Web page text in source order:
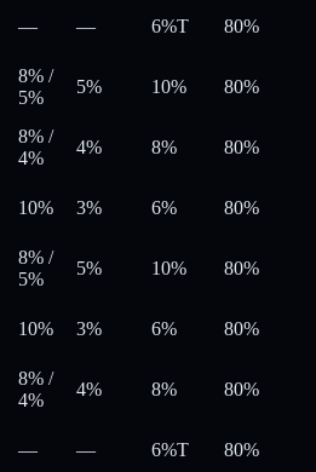
— — 6%T 80%
8% /
5%
5% 10% 80%
8% /
4%
4% 8% 80%
10% 3% 6% 80%
8% /
5%
5% 10% 80%
10% 3% 6% 80%
8% /
4%
4% 8% 80%
— — 6%T 80%